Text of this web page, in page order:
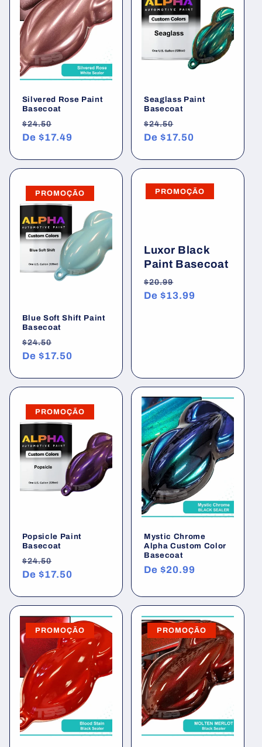
Silvered Rose Paint
Basecoat
Preço
normal
$24.50
promocional
De $17.49
Seaglass Paint
Basecoat
Preço
normal
$24.50
promocional
De$17.50
PROMOÇÃO
Blue Soft Shift Paint
Basecoat
Preço
normal
$24.50
promocional
De $17.50
Luxor Black
Paint Basecoat
Preço
normal
$20.99
promocional
De$13.99
PROMOÇÃO
PROMOÇÃO
Popsicle Paint
Basecoat
Preço
normal
$24.50
promocional
De $17.50
Mystic Chrome
Alpha Custom Color
Basecoat
Preço
De$20.99
PROMOÇÃO PROMOÇÃO